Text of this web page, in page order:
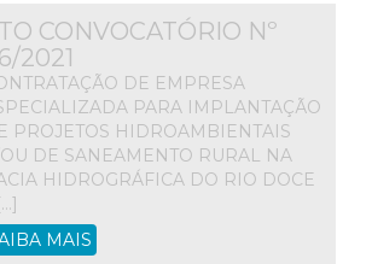
CONVOCATÓRIO Nº
2021
DE EMPRESA
PARA IMPLANTAÇÃO
PROJETOS HIDROAMBIENTAIS
DE SANEAMENTO RURAL NA
HIDROGRÁFICA DO RIO DOCE
MAIS